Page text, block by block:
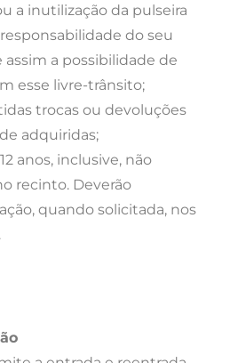
a inutilização da pulseira
do seu
a possibilidade de
esse livre-trânsito;
trocas ou devoluções
adquiridas;
anos, inclusive, não
recinto. Deverão
quando solicitada, nos